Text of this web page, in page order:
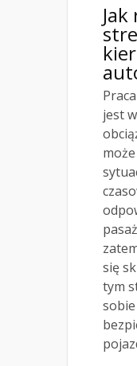
jest
się
tym